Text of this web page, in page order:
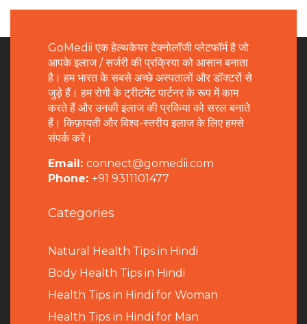
GoMedii एक हेल्थकेयर टेक्नोलॉजी प्लेटफॉर्म है जो
आपके इलाज / सर्जरी की प्रक्रिया को आसान बनाता
है। हम भारत के सबसे अच्छे अस्पतालों और डॉक्टरों से
जुड़े हैं। हम रोगी के ट्रीटमेंट पार्टनर के रूप में काम
करते हैं और उनकी इलाज की प्रकिया को सरल बनाते
हैं। किफ़ायती और विश्व-स्तरीय इलाज के लिए हमसे
संपर्क करें।
Email: connect@gomedii.com
Phone: +91 9311101477
Categories
Natural Health Tips in Hindi
Body Health Tips in Hindi
Health Tips in Hindi for Woman
Health Tips in Hindi for Man